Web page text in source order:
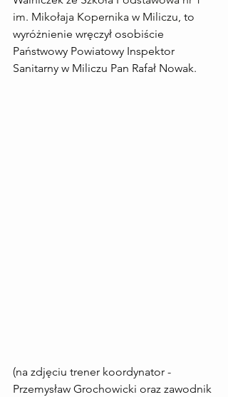
im. Mikołaja Kopernika w Miliczu , to
wyróżnienie wręczył osobiście
Państwowy Powiatowy Inspektor
Sanitarny w Miliczu Pan Rafał Nowak.
(na zdjęciu trener koordynator -
Przemysław Grochowicki oraz zawodnik